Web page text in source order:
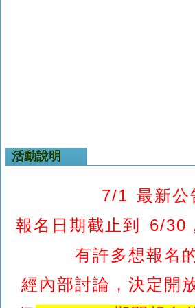
活動說明
7/1 最新公
報名日期截止到 6/30
有許多想報名
經內部討論，決定開